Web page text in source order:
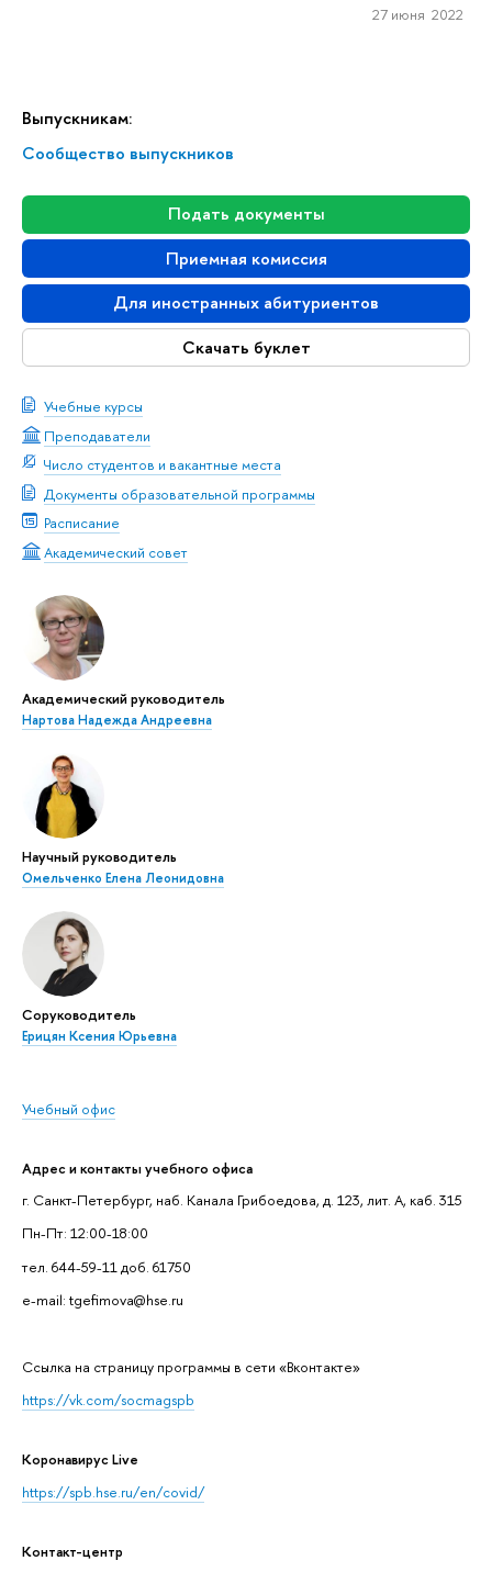
Выпускникам:
Сообщество выпускников
Подать документы
Приемная комиссия
Для иностранных абитуриентов
Скачать буклет
Учебные курсы
Преподаватели
Число студентов и вакантные места
Документы образовательной программы
Расписание
Академический совет
Академический руководитель
Нартова Надежда Андреевна
Научный руководитель
Омельченко Елена Леонидовна
Соруководитель
Ерицян Ксения Юрьевна
Учебный офис
Адрес и контакты учебного офиса
г. Санкт-Петербург, наб. Канала Грибоедова, д. 123, лит. А, каб. 315
Пн-Пт: 12:00-18:00
тел. 644-59-11 доб. 61750
e-mail: tgefimova@hse.ru
Cсылка на страницу программы в сети «Вконтакте»
https://vk.com/socmagspb
Коронавирус Live
https://spb.hse.ru/en/covid/
Контакт-центр
27 июня 2022